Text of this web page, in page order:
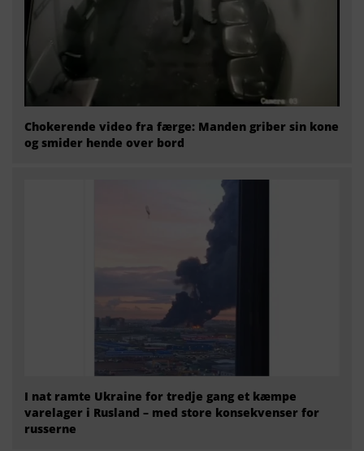
Chokerende video fra færge: Manden griber sin kone
og smider hende over bord
I nat ramte Ukraine for tredje gang et kæmpe
varelager i Rusland – med store konsekvenser for
russerne